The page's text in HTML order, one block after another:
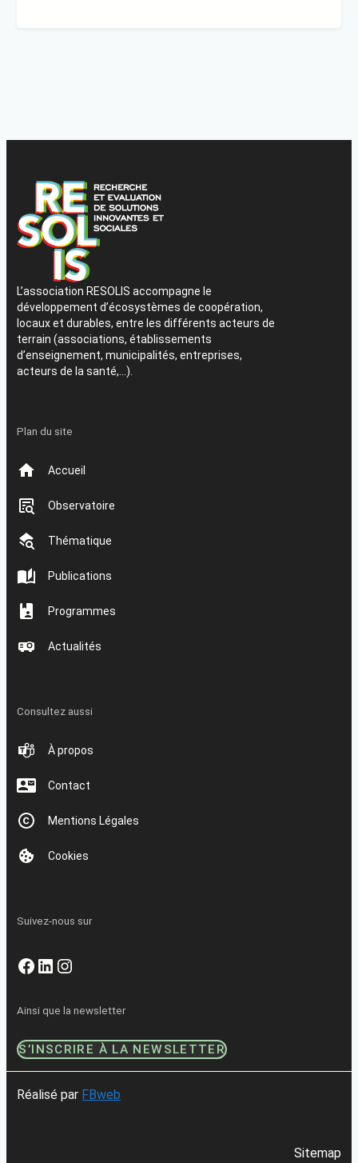
L’association RESOLIS accompagne le
développement d’écosystèmes de coopération,
locaux et durables, entre les différents acteurs de
terrain (associations, établissements
d’enseignement, municipalités, entreprises,
acteurs de la santé,…).
Plan du site
Accueil
Observatoire
Thématique
Publications
Programmes
Actualités
Consultez aussi
À propos
Contact
Mentions Légales
Cookies
Suivez-nous sur
Facebook
LinkedIn
Instagram
Ainsi que la newsletter
S’INSCRIRE À LA NEWSLETTER
Réalisé par FBweb
Sitemap